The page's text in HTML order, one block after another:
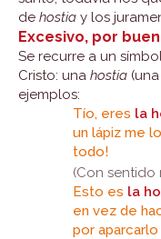
de hostia y los
Excesivo, por
Se recurre a un
Cristo: una hostia
ejemplos:
Tío, eres la
un lápiz me
todo!
(Con sentido
Esto es la
en vez de
por aparcarlo